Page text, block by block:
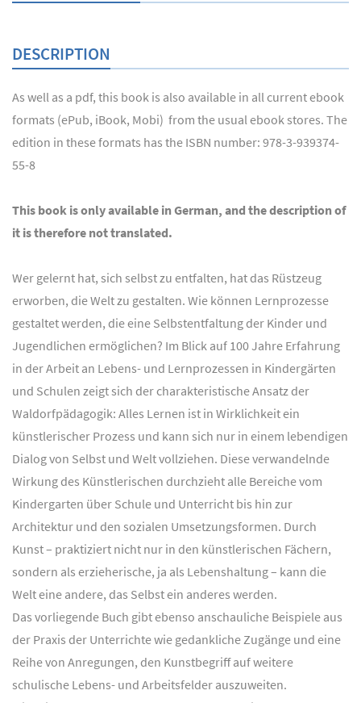
DESCRIPTION
As well as a pdf, this book is also available in all current ebook
formats (ePub, iBook, Mobi) from the usual ebook stores. The
edition in these formats has the ISBN number: 978-3-939374-
55-8
This book is only available in German, and the description of
it is therefore not translated.
Wer gelernt hat, sich selbst zu entfalten, hat das Rüstzeug
erworben, die Welt zu gestalten. Wie können Lernprozesse
gestaltet werden, die eine Selbstentfaltung der Kinder und
Jugendlichen ermöglichen? Im Blick auf 100 Jahre Erfahrung
in der Arbeit an Lebens- und Lernprozessen in Kindergärten
und Schulen zeigt sich der charakteristische Ansatz der
Waldorfpädagogik: Alles Lernen ist in Wirklichkeit ein
künstlerischer Prozess und kann sich nur in einem lebendigen
Dialog von Selbst und Welt vollziehen. Diese verwandelnde
Wirkung des Künstlerischen durchzieht alle Bereiche vom
Kindergarten über Schule und Unterricht bis hin zur
Architektur und den sozialen Umsetzungsformen. Durch
Kunst – praktiziert nicht nur in den künstlerischen Fächern,
sondern als erzieherische, ja als Lebenshaltung – kann die
Welt eine andere, das Selbst ein anderes werden.
Das vorliegende Buch gibt ebenso anschauliche Beispiele aus
der Praxis der Unterrichte wie gedankliche Zugänge und eine
Reihe von Anregungen, den Kunstbegriff auf weitere
schulische Lebens- und Arbeitsfelder auszuweiten.